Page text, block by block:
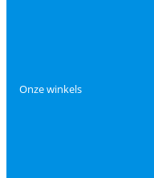
Onze winkels